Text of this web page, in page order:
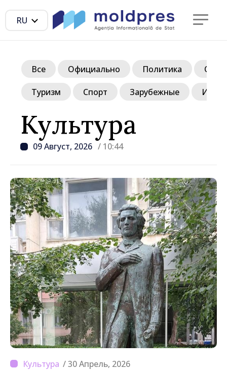
RU
Культура
09 Август, 2026 / 10:44
Все Официально Политика
Туризм Спорт Зарубежные
/ 30 Апрель, 2026